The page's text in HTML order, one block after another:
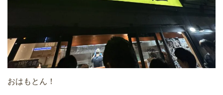
おはもとん！